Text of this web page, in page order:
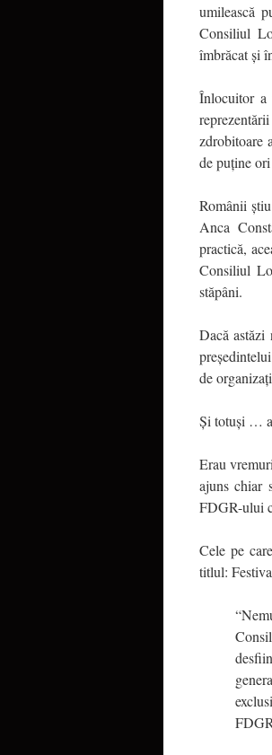
umilească
Consiliul
îmbrăcat și
Înlocuitor a
zdrobitoare
de puține
Românii
Anca
practică,
Consiliul
stăpâni.
Dacă
de
Și totuși …
Erau
ajuns chiar
FDGR-ului
Cele pe
titlul: